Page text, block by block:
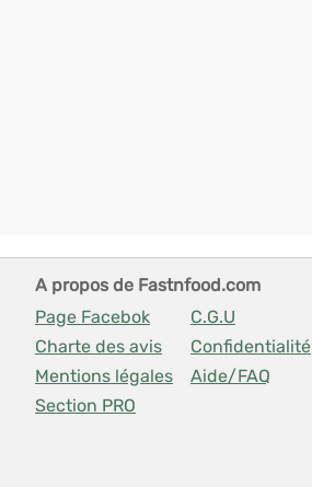
A propos de Fastnfood.com
Page Facebok
C.G.U
Charte des avis
Confidentialité
Mentions légales
Aide/FAQ
Section PRO